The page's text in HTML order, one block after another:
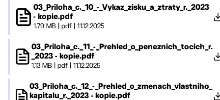
03_Priloha_c._10_-_Vykaz_zisku_a_ztraty_r._2023
- kopie.pdf
1.79 MB| pdf| 11.12.2025
03_Priloha_c._11_-_Prehled_o_peneznich_tocich_r.
_2023 - kopie.pdf
1.13 MB| pdf| 11.12.2025
03_Priloha_c._12_-_Prehled_o_zmenach_vlastniho_
kapitalu_r._2023 - kopie.pdf